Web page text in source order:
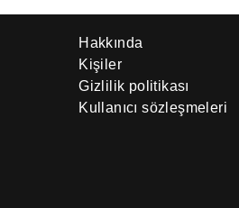
Hakkında
Kişiler
Gizlilik politikası
Kullanıcı sözleşmeleri